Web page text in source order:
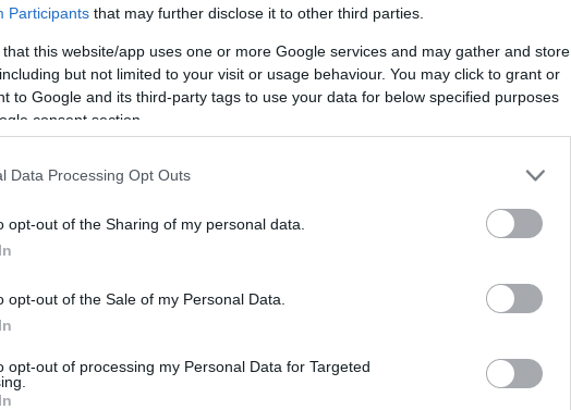
Participants that may further disclose it to other third parties.
that this website/app uses one or more Google services and may gather and store
but not limited to your visit or usage behaviour. You may click to grant or
to Google and its third-party tags to use your data for below specified purposes
consent section.
Data Processing Opt Outs
opt-out of the Sharing of my personal data.
opt-out of the Sale of my Personal Data.
opt-out of processing my Personal Data for Targeted
desréactions cutanées et des éruptionsen cas
autour de la bouche a le plus souvent d'autres
d'une affection inflammatoire qui, outre la zone
le nez et le menton. Elle peut ressembler à de
par des rougeurs, des pustules, des
sont les suivantes :
particulier les crèmes stéroïdiennes appliquées
courantes de cette affection,